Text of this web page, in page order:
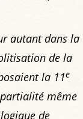
autant dans la
de la
la 11e
même
de